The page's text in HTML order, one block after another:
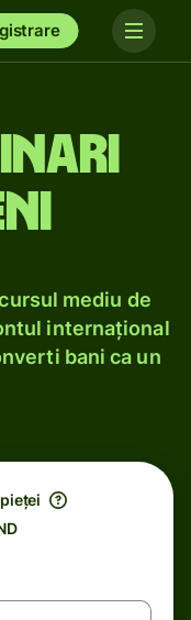
mediu de
internațional
bani ca un